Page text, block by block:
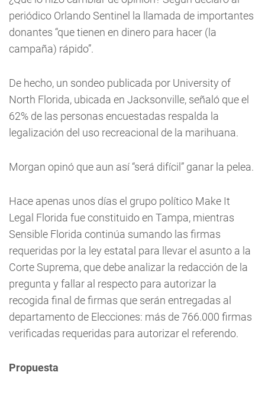
periódico Orlando Sentinel la llamada de importantes
donantes “que tienen en dinero para hacer (la
campaña) rápido”.
De hecho, un sondeo publicada por University of
North Florida, ubicada en Jacksonville, señaló que el
62% de las personas encuestadas respalda la
legalización del uso recreacional de la marihuana.
Morgan opinó que aun así “será difícil” ganar la pelea.
Hace apenas unos días el grupo político Make It
Legal Florida fue constituido en Tampa, mientras
Sensible Florida continúa sumando las firmas
requeridas por la ley estatal para llevar el asunto a la
Corte Suprema, que debe analizar la redacción de la
pregunta y fallar al respecto para autorizar la
recogida final de firmas que serán entregadas al
departamento de Elecciones: más de 766.000 firmas
verificadas requeridas para autorizar el referendo.
Propuesta